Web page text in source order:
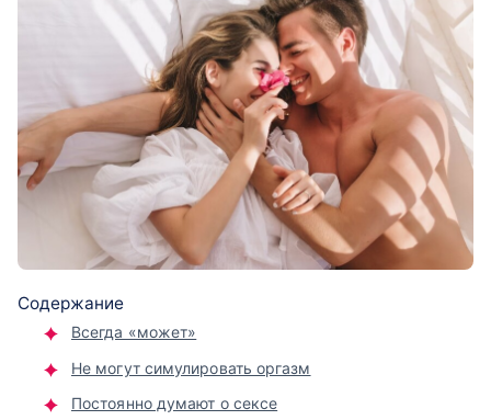
Содержание
Всегда «может»
Не могут симулировать оргазм
Постоянно думают о сексе